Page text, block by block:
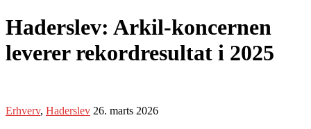
Haderslev: Arkil-koncernen
leverer rekordresultat i 2025
Erhverv, Haderslev 26. marts 2026